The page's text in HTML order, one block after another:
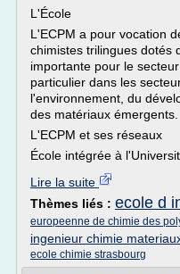
L'École
L'ECPM a pour vocation
chimistes trilingues dotés
importante pour le
particulier dans les
l'environnement, du
des matériaux émergents.
L'ECPM et ses réseaux
École intégrée à
Lire la suite
Thèmes liés : ecole d
europeenne de chimie des
ingenieur chimie
ecole chimie strasbourg